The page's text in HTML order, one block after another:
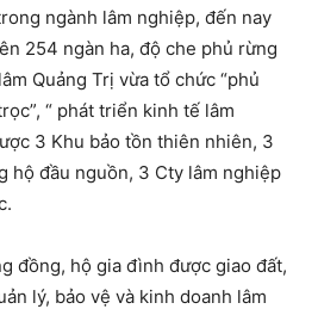
ngành lâm nghiệp, đến nay
254 ngàn ha, độ che phủ rừng
Quảng Trị vừa tổ chức “phủ
“ phát triển kinh tế lâm
3 Khu bảo tồn thiên nhiên, 3
hộ đầu nguồn, 3 Cty lâm nghiệp
đồng, hộ gia đình được giao đất,
lý, bảo vệ và kinh doanh lâm